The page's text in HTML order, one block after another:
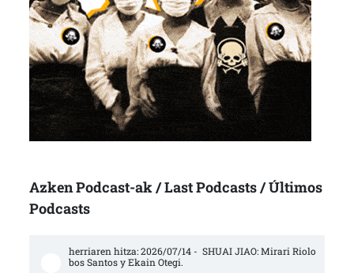
Azken Podcast-ak / Last Podcasts / Últimos
Podcasts
herriaren hitza: 2026/07/14 -  SHUAI JIAO: Mirari Riolo
bos Santos y Ekain Otegi.